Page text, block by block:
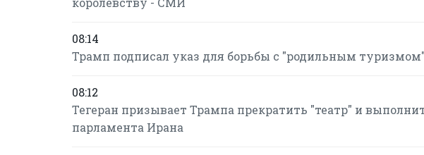
08:14
Трамп подписал указ для борьбы с "родильным туризмом"
08:12
Тегеран призывает Трампа прекратить "театр" и
парламента Ирана